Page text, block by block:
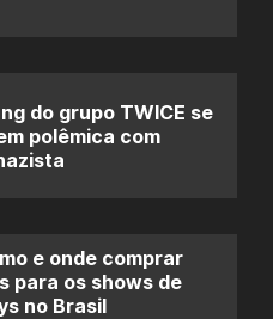
do grupo TWICE se
polêmica com
e onde comprar
para os shows de
no Brasil